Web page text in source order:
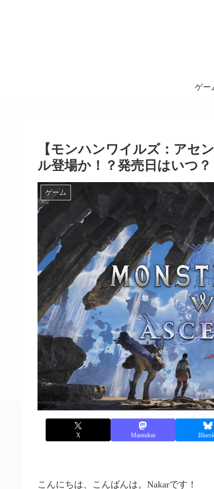
ゲー
【モンハンワイルズ：アセ
ル登場か！？発売日はいつ？
ゲーム
X Mastodon
こんにちは、こんばんは。Nakarです！